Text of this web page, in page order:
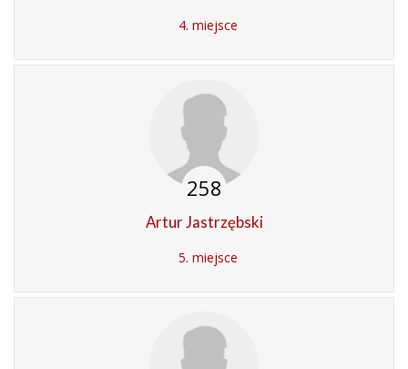
4. miejsce
258
Artur Jastrzębski
5. miejsce